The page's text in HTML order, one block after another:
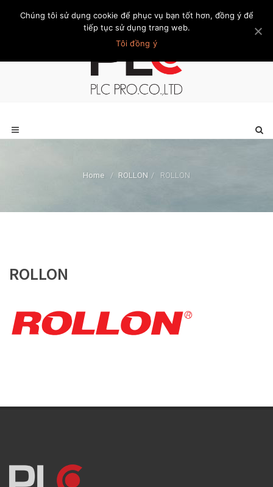
Trang chủ Giới thiệu Khách hàng Liên hệ Thành viên
Home / ROLLON / ROLLON
ROLLON
Chúng tôi sử dụng cookie để phục vụ bạn tốt hơn, đồng ý để
tiếp tục sử dụng trang web.
Tôi đồng ý